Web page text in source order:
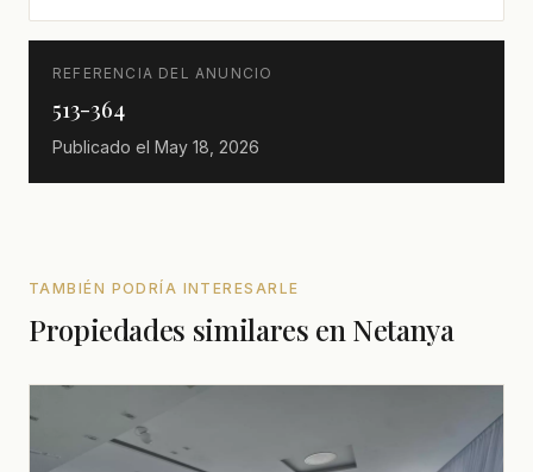
REFERENCIA DEL ANUNCIO
513-364
Publicado el May 18, 2026
TAMBIÉN PODRÍA INTERESARLE
Propiedades similares en Netanya